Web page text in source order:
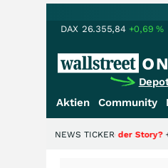
DAX 26.355,84 +0,69%
Aktien Community
Hälfte der Story?+++
NEWS TICKER